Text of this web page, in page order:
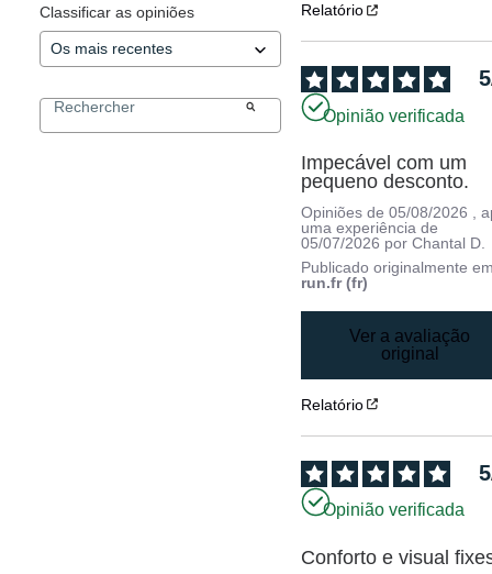
Classificar as opiniões Relatório
5
Opinião verificada
Impecável com um
pequeno desconto.
Opiniões de05/08/2026 ,
uma experiência de
05/07/2026 porChantal D.
Publicado originalmente
run.fr (fr)
Ver a avaliação
original
Relatório
5
Opinião verificada
Conforto e visual